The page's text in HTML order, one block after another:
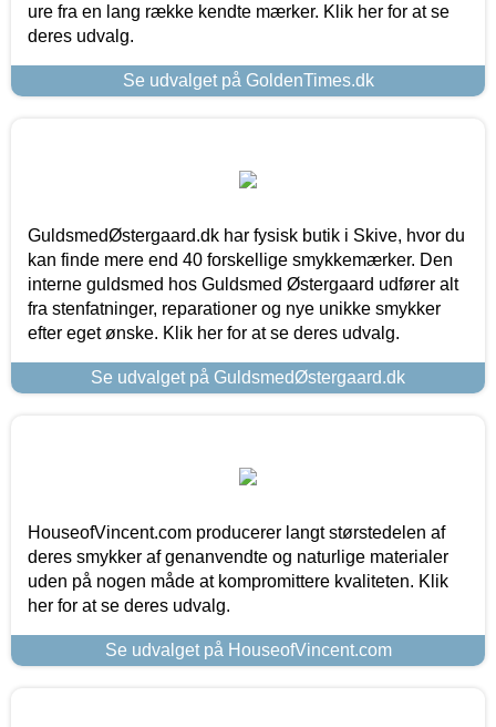
ure fra en lang række kendte mærker. Klik her for at se
deres udvalg.
Se udvalget på GoldenTimes.dk
GuldsmedØstergaard.dk har fysisk butik i Skive, hvor du
kan finde mere end 40 forskellige smykkemærker. Den
interne guldsmed hos Guldsmed Østergaard udfører alt
fra stenfatninger, reparationer og nye unikke smykker
efter eget ønske. Klik her for at se deres udvalg.
Se udvalget på GuldsmedØstergaard.dk
HouseofVincent.com producerer langt størstedelen af
deres smykker af genanvendte og naturlige materialer
uden på nogen måde at kompromittere kvaliteten. Klik
her for at se deres udvalg.
Se udvalget på HouseofVincent.com